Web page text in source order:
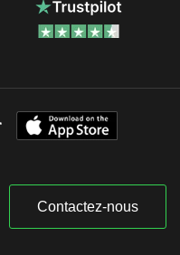
Contactez-nous